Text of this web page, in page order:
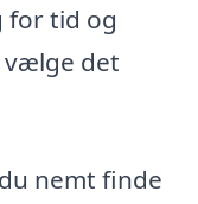
for tid og
det
nemt finde